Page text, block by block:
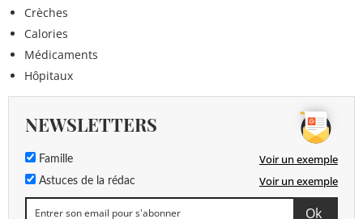
Crèches
Calories
Médicaments
Hôpitaux
NEWSLETTERS
Famille Voir un exemple
Astuces de la rédac Voir un exemple